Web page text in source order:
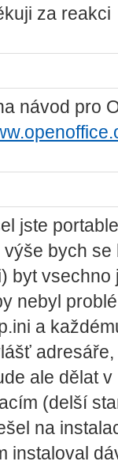
za reakci
návod pro
jste
výše bych
byt vsechno
nebyl
a
ale dělat
(delší
na
instaloval